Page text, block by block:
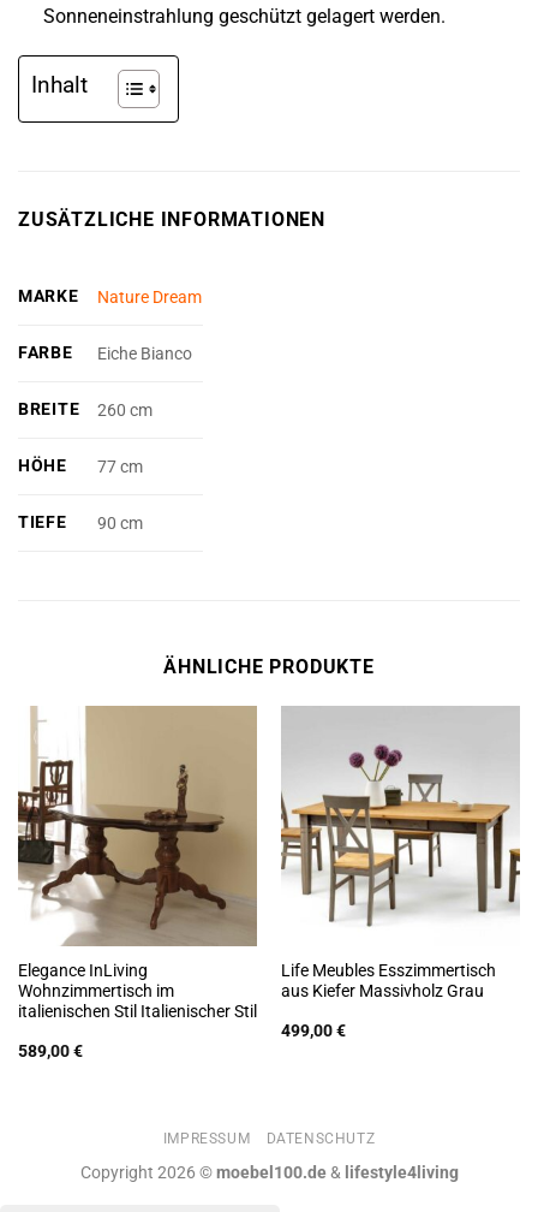
Sonneneinstrahlung geschützt gelagert werden.
Inhalt
ZUSÄTZLICHE INFORMATIONEN
MARKE Nature Dream
FARBE Eiche Bianco
BREITE 260 cm
HÖHE 77 cm
TIEFE 90 cm
ÄHNLICHE PRODUKTE
Elegance InLiving
Wohnzimmertisch im
italienischen Stil Italienischer Stil
589,00€
Life Meubles Esszimmertisch
aus Kiefer Massivholz Grau
499,00€
IMPRESSUM DATENSCHUTZ
Copyright 2026 ©moebel100.de& lifestyle4living